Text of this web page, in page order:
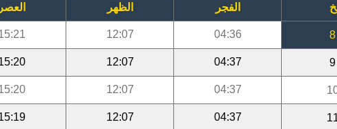
الفجر الظهر العصر
04:36
12:07
04:37
12:07
04:37
12:07
04:37
12:07